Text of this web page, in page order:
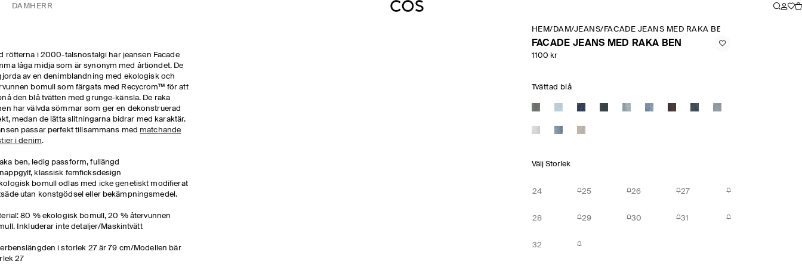
DAM HERR
rötterna i 2000-talsnostalgi har jeansen Facade
låga midja som är synonym med årtiondet. De
av en denimblandning med ekologisk och
bomull som färgats med Recycrom™ för att
den blå tvätten med grunge-känsla. De raka
har välvda sömmar som ger en dekonstruerad
medan de lätta slitningarna bidrar med karaktär.
passar perfekt tillsammans med matchande
i denim.
ben, ledig passform, fullängd
klassisk femficksdesign
bomull odlas med icke genetiskt modifierat
utan konstgödsel eller bekämpningsmedel.
80 % ekologisk bomull, 20 % återvunnen
Inkluderar inte detaljer/Maskintvätt
i storlek 27 är 79 cm/Modellen bär
27
HEM/ DAM/JEANS/ FACADE JEANS MED RAKA BEN
FACADE JEANS MED RAKA BEN
1100 kr
Tvättad blå
Välj Storlek
24 25 26 27
28 29 30 31
32